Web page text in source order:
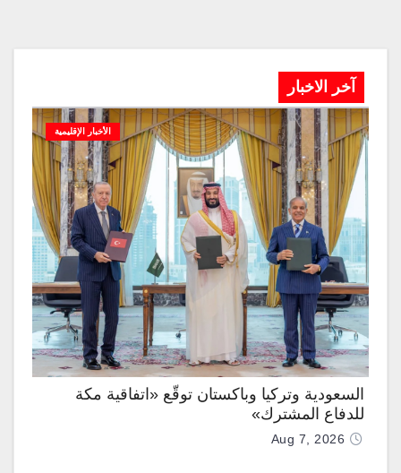
آخر الاخبار
الأخبار الإقليمية
السعودية وتركيا وباكستان توقّع «اتفاقية مكة
للدفاع المشترك»
Aug 7, 2026